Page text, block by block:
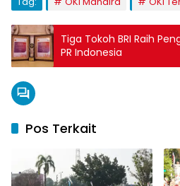
Tiga Tokoh BRI Raih
PR Indonesia
Pos Terkait